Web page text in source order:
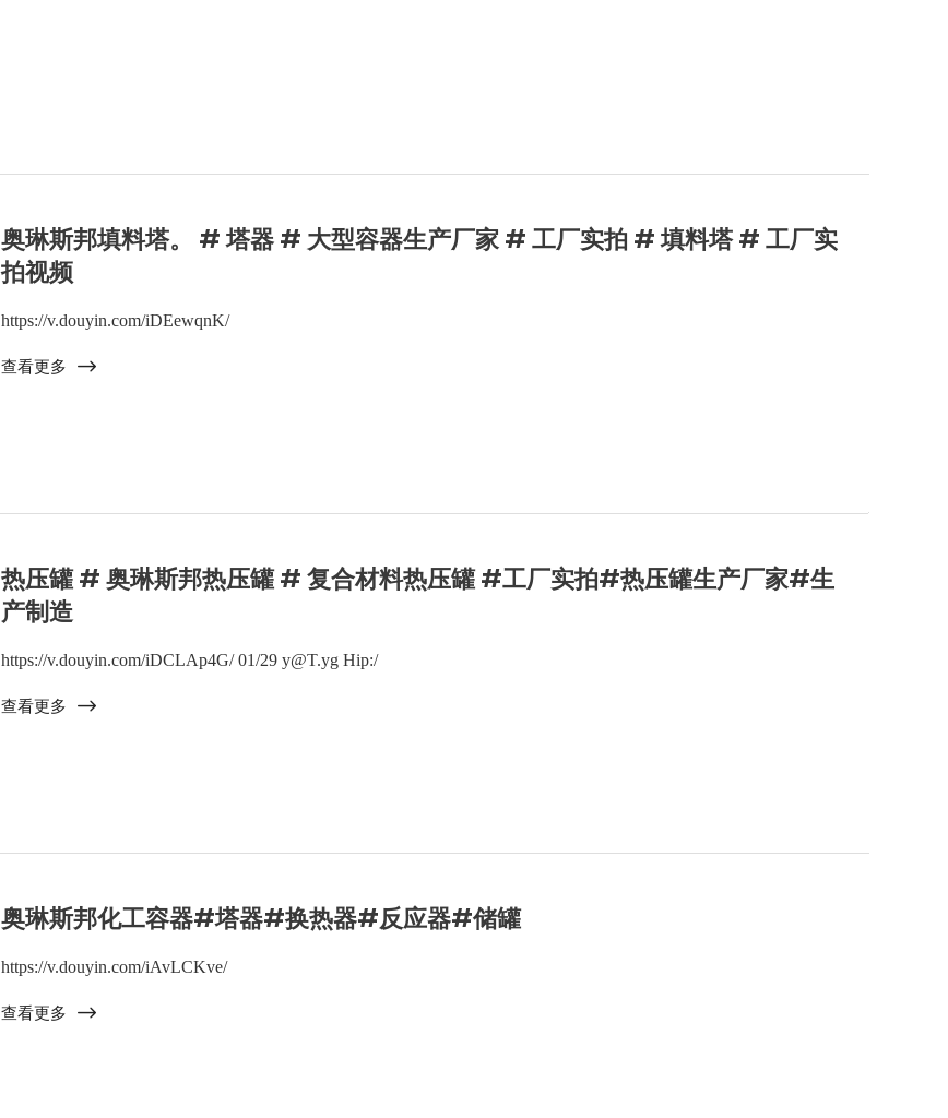
奥琳斯邦填料塔。 # 塔器 # 大型容器生产厂家 # 工厂实拍 # 填料塔 # 工厂实
拍视频
https://v.douyin.com/iDEewqnK/
查看更多
热压罐 # 奥琳斯邦热压罐 # 复合材料热压罐 #工厂实拍#热压罐生产厂家#生
产制造
https://v.douyin.com/iDCLAp4G/ 01/29 y@T.yg Hip:/
查看更多
奥琳斯邦化工容器#塔器#换热器#反应器#储罐
https://v.douyin.com/iAvLCKve/
查看更多